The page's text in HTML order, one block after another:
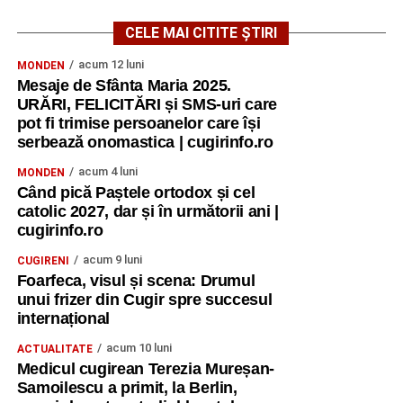
CELE MAI CITITE ȘTIRI
MONDEN acum 12 luni
Mesaje de Sfânta Maria 2025.
URĂRI, FELICITĂRI și SMS-uri care
pot fi trimise persoanelor care își
serbează onomastica | cugirinfo.ro
MONDEN acum 4 luni
Când pică Paștele ortodox și cel
catolic 2027, dar și în următorii ani |
cugirinfo.ro
CUGIRENI acum 9 luni
Foarfeca, visul și scena: Drumul
unui frizer din Cugir spre succesul
internațional
ACTUALITATE acum 10 luni
Medicul cugirean Terezia Mureșan-
Samoilescu a primit, la Berlin,